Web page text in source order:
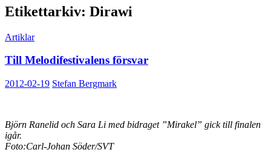
Etikettarkiv: Dirawi
Artiklar
Till Melodifestivalens försvar
2012-02-19 Stefan Bergmark
Björn Ranelid och Sara Li med bidraget ”Mirakel” gick till finalen
igår.
Foto:Carl-Johan Söder/SVT